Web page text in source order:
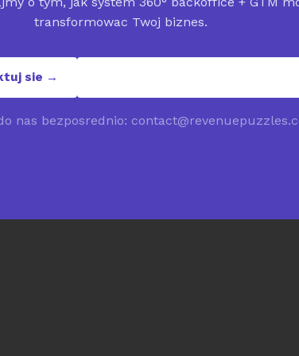
transformowac Twoj biznes.
sie →
nas bezposrednio: